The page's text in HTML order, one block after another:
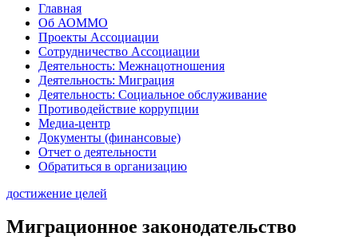
Главная
Об АОММО
Проекты Ассоциации
Сотрудничество Ассоциации
Деятельность: Межнацотношения
Деятельность: Миграция
Деятельность: Социальное обслуживание
Противодействие коррупции
Медиа-центр
Документы (финансовые)
Отчет о деятельности
Обратиться в организацию
достижение целей
Миграционное законодательство